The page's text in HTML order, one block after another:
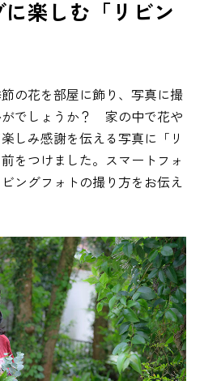
楽しむ「リビン
の花を部屋に飾り、写真に撮
がでしょうか？ 家の中で花や
しみ感謝を伝える写真に「リ
をつけました。スマートフォ
ングフォトの撮り方をお伝え